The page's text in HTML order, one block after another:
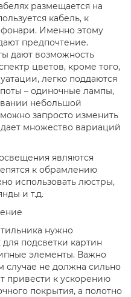
размещается на
кабель, к
Именно этому
предпочтение.
дают возможность
цветов, кроме того,
легко поддаются
– одиночные лампы,
небольшой
запросто изменить
множество вариаций
являются
к обрамлению
использовать люстры,
и т.д.
нужно
для подсветки картин
элементы. Важно
случае не должна сильно
привести к ускорению
покрытия, а полотно